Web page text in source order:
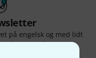
på engelsk og med lidt
hver værdi50 €!